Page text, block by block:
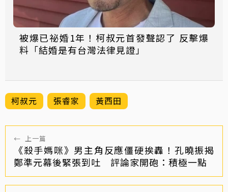
被爆已祕婚1年！柯叔元首發聲認了 反擊爆
料「結婚是有台灣法律見證」
柯叔元 張睿家 黃西田
← 上一篇
《殺手媽咪》男主角反應僵硬挨轟！孔曉振揭
鄭準元幕後緊張到吐 評論家開砲：積極一點